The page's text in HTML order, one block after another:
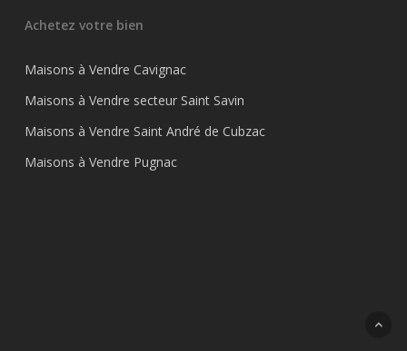
Achetez votre bien
Maisons à Vendre Cavignac
Maisons à Vendre secteur Saint Savin
Maisons à Vendre Saint André de Cubzac
Maisons à Vendre Pugnac